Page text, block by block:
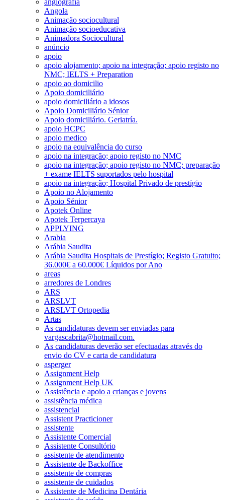
Angola
Animação sociocultural
Animação socioeducativa
Animadora Sociocultural
anúncio
apoio
apoio alojamento; apoio na integração; apoio registo no
NMC; IELTS + Preparation
apoio ao domicilio
Apoio domiciliário
apoio domiciliário a idosos
Apoio Domiciliário Sénior
Apoio domiciliário. Geriatría.
apoio HCPC
apoio medico
apoio na equivalência do curso
apoio na integração; apoio registo no NMC
apoio na integração; apoio registo no NMC; preparação
+ exame IELTS suportados pelo hospital
apoio na integração; Hospital Privado de prestígio
Apoio no Alojamento
Apoio Sénior
Apotek Online
Apotek Terpercaya
APPLYING
Arabia
Arábia Saudita
Arábia Saudita Hospitais de Prestígio; Registo Gratuito;
36.000€ a 60.000€ Líquidos por Ano
areas
arredores de Londres
ARS
ARSLVT
ARSLVT Ortopedia
Artas
As candidaturas devem ser enviadas para
vargascabrita@hotmail.com.
As candidaturas deverão ser efectuadas através do
envio do CV e carta de candidatura
asperger
Assignment Help
Assignment Help UK
Assistência e apoio a crianças e jovens
assistência médica
assistencial
Assistent Practicioner
assistente
Assistente Comercial
Assistente Consultório
assistente de atendimento
Assistente de Backoffice
assistente de compras
assistente de cuidados
Assistente de Medicina Dentária